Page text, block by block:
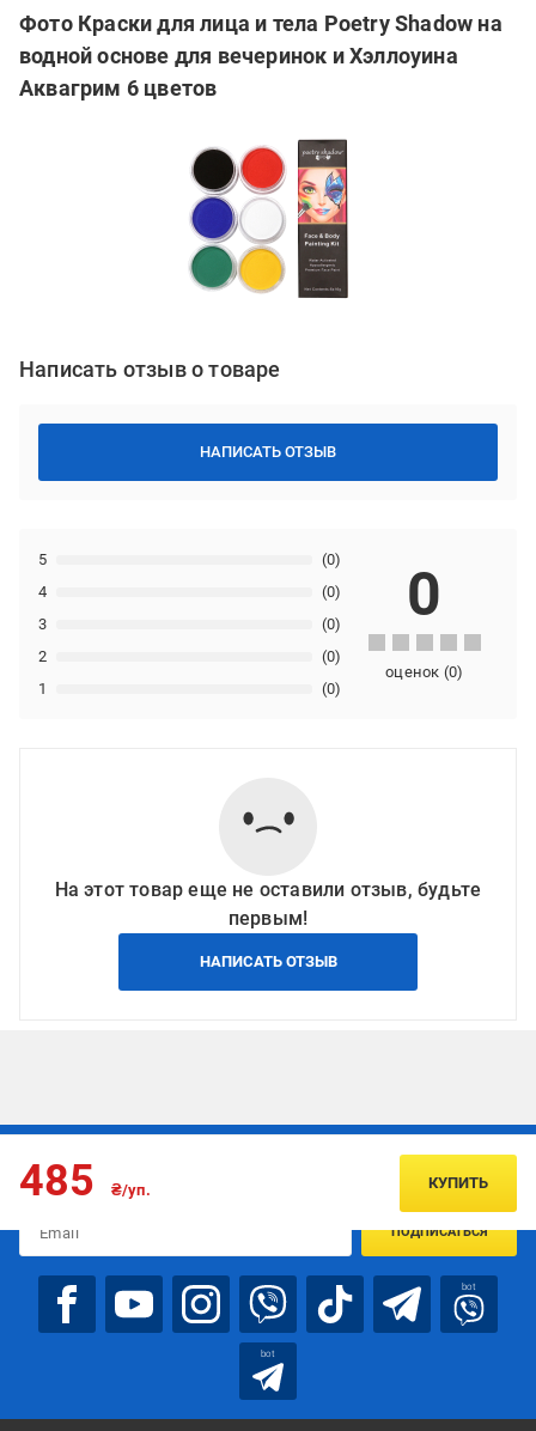
Фото Краски для лица и тела Poetry Shadow на
водной основе для вечеринок и Хэллоуина
Аквагрим 6 цветов
Написать отзыв о товаре
НАПИСАТЬ ОТЗЫВ
1 (0)
2 (0)
3 (0)
4 (0)
5 (0)
0
оценок (0)
На этот товар еще не оставили отзыв, будьте
первым!
НАПИСАТЬ ОТЗЫВ
485 ₴/уп. КУПИТЬ
Подписывайтесь, чтобы узнавать первым об акцияx и
ПОДПИСАТЬСЯ
bot
bot